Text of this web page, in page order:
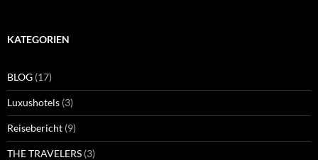
KATEGORIEN
BLOG (17)
Luxushotels (3)
Reisebericht (9)
THE TRAVELERS (3)